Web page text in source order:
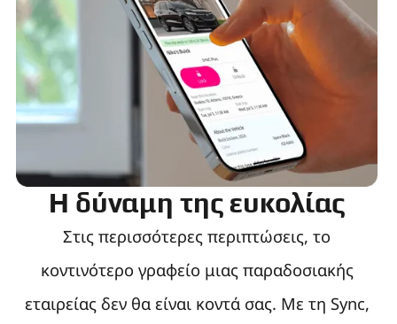
Η δύναμη της ευκολίας
Στις περισσότερες περιπτώσεις, το
κοντινότερο γραφείο μιας παραδοσιακής
εταιρείας δεν θα είναι κοντά σας. Με τη Sync,